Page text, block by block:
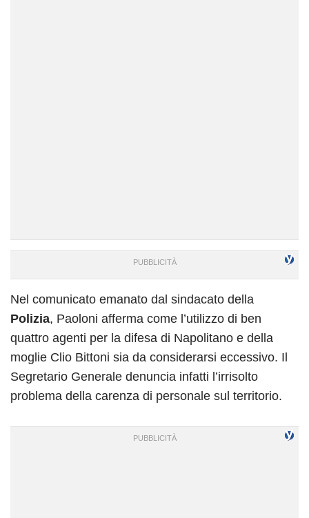
Nel comunicato emanato dal sindacato della
Polizia, Paoloni afferma come l’utilizzo di ben
quattro agenti per la difesa di Napolitano e della
moglie Clio Bittoni sia da considerarsi eccessivo. Il
Segretario Generale denuncia infatti l’irrisolto
problema della carenza di personale sul territorio.